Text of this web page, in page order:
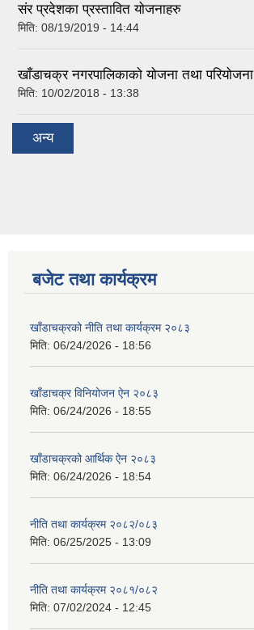
संर प्रदेशका प्रस्तावित याेजनाहरु
मिति: 08/19/2019 - 14:44
खाँडाचक्र नगरपालिकाकाे याेजना तथा परियाेजना
मिति: 10/02/2018 - 13:38
अन्य
बजेट तथा कार्यक्रम
खाँडाचक्रको नीति तथा कार्यक्रम २०८३
मिति: 06/24/2026 - 18:56
खाँडाचक्र विनियोजन ऐन २०८३
मिति: 06/24/2026 - 18:55
खाँडाचक्रको आर्थिक ऐन २०८३
मिति: 06/24/2026 - 18:54
नीति तथा कार्यक्रम २०८२/०८३
मिति: 06/25/2025 - 13:09
नीति तथा कार्यक्रम २०८१/०८२
मिति: 07/02/2024 - 12:45